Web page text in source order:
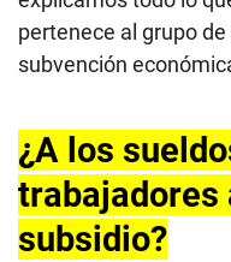
pertenece al grupo
subvención
¿A los
trabajadores
subsidio?